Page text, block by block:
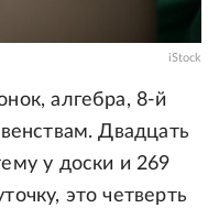
iStock
алгебра, 8-й
Двадцать
у доски и 269
это четверть